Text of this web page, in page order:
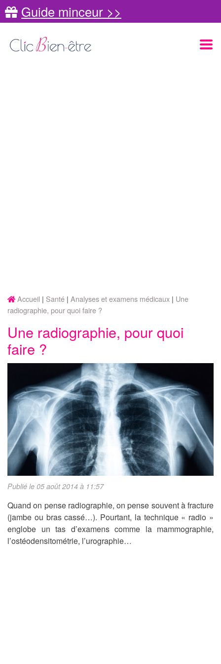
Guide minceur >>
Accueil Santé Analyses et examens médicaux
Une
radiographie, pour quoi faire ?
Une radiographie, pour quoi
faire ?
Publié le 05 août 2014 à 11:57
Quand on pense radiographie, on pense souvent à fracture
(jambe ou bras cassé…). Pourtant, la technique « radio »
englobe un tas d’examens comme la mammographie,
l’ostéodensitométrie, l’urographie…